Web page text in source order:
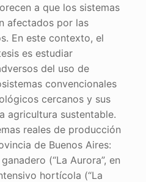
a que los sistemas
afectados por las
En este contexto, el
es estudiar
del uso de
convencionales
cercanos y sus
agricultura sustentable.
reales de producción
de Buenos Aires:
(“La Aurora”, en
hortícola (“La